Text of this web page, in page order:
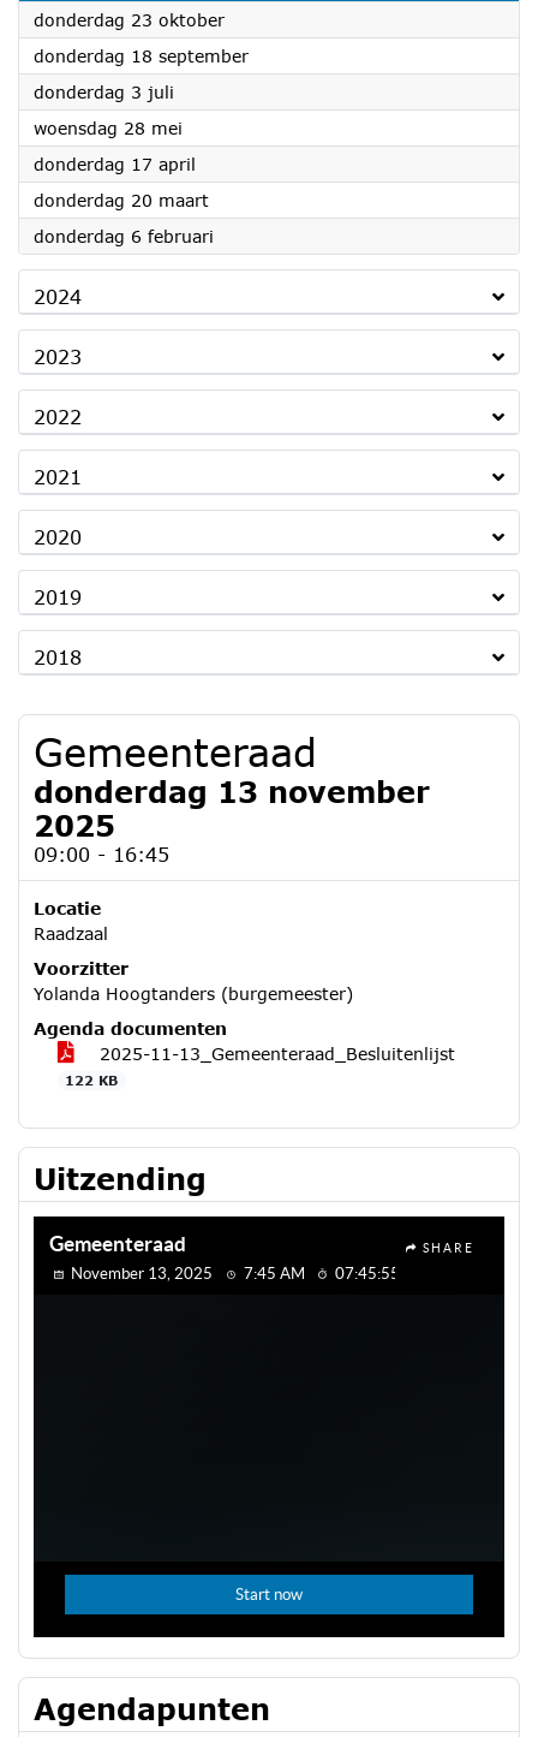
donderdag 23 oktober2025
donderdag 18 september2025
donderdag 3 juli
woensdag 28 mei
donderdag 17 april
donderdag 20 maart2025
donderdag 6 februari
2024
2023
2022
2021
2020
2019
2018
Gemeenteraad
donderdag 13 november
2025
09:00 - 16:45
Locatie
Raadzaal
Voorzitter
Yolanda Hoogtanders (burgemeester)
Agenda documenten
2025-11-13_Gemeenteraad_Besluitenlijst
122 KB
Uitzending
Agendapunten